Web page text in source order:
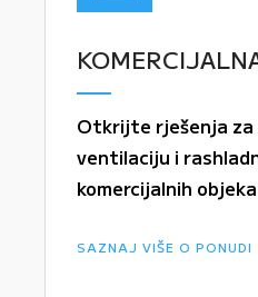
Otkrijte rješenja
ventilaciju i
komercijalnih
SAZNAJ VIŠE O PONUDI